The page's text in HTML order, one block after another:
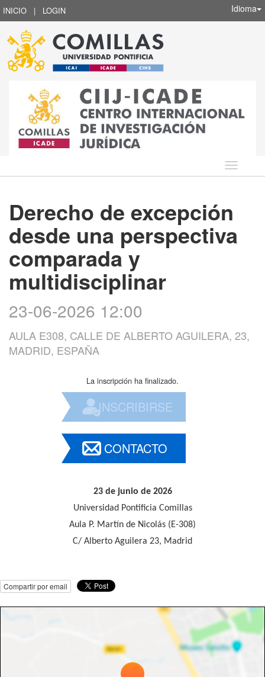
INICIO | LOGIN Idioma
Idioma
Derecho de excepción
desde una perspectiva
comparada y
multidisciplinar
23-06-2026 12:00
AULA E308, CALLE DE ALBERTO AGUILERA, 23,
MADRID, ESPAÑA
La inscripción ha finalizado.
INSCRIBIRSE
CONTACTO
23 de junio de 2026
Universidad Pontificia Comillas
Aula P. Martín de Nicolás (E-308)
C/ Alberto Aguilera 23, Madrid
Compartir por email